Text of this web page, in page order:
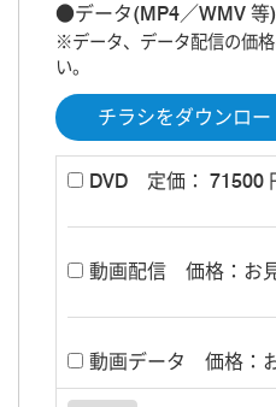
●データ(MP4／WMV 等
※データ、データ配信の価
い。
チラシをダウンロー
DVD 定価： 71500
動画配信 価格：お
動画データ 価格：